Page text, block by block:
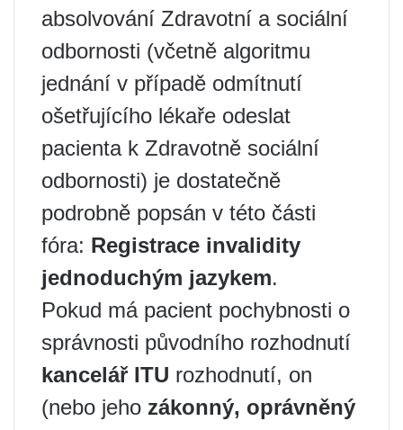
absolvování Zdravotní a sociální
odbornosti (včetně algoritmu
jednání v případě odmítnutí
ošetřujícího lékaře odeslat
pacienta k Zdravotně sociální
odbornosti) je dostatečně
podrobně popsán v této části
fóra: Registrace invalidity
jednoduchým jazykem.
Pokud má pacient pochybnosti o
správnosti původního rozhodnutí
kancelář ITU rozhodnutí, on
(nebo jeho zákonný, oprávněný